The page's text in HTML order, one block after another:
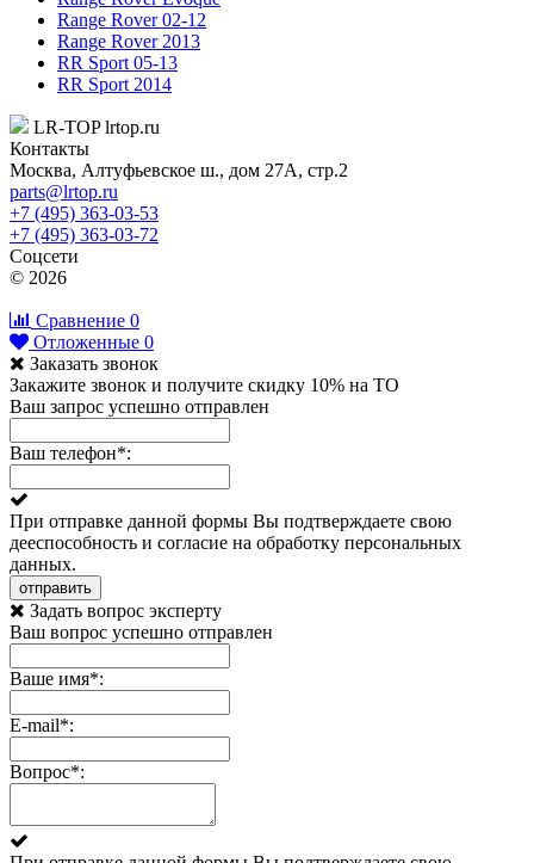
Range Rover 02-12
Range Rover 2013
RR Sport 05-13
RR Sport 2014
LR-TOP lrtop.ru
Контакты
Москва, Алтуфьевское ш., дом 27А, стр.2
parts@lrtop.ru
+7 (495) 363-03-53
+7 (495) 363-03-72
Соцсети
© 2026
Сравнение 0
Отложенные 0
Заказать звонок
Закажите звонок и получите скидку 10% на ТО
Ваш запрос успешно отправлен
Ваш телефон*:
При отправке данной формы Вы подтверждаете свою
дееспособность и согласие на обработку персональных
данных.
отправить
Задать вопрос эксперту
Ваш вопрос успешно отправлен
Ваше имя*:
E-mail*:
Вопрос*: